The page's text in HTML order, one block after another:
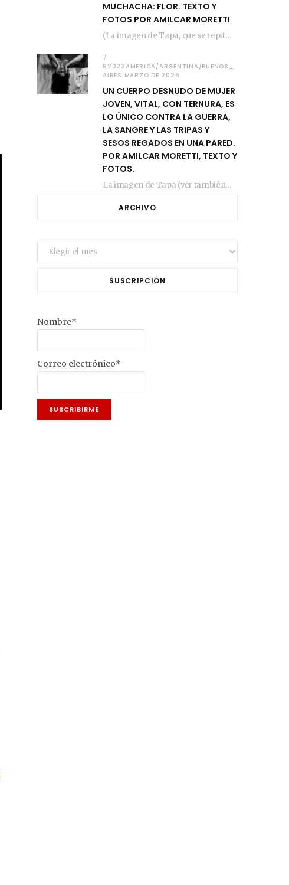
MUCHACHA: FLOR. TEXTO Y
FOTOS POR AMILCAR MORETTI
(La imagen de Tapa, que se repite arriba, fue compuesta por Amilcar Moretti el viernes…
7
92023AMERICA/ARGENTINA/BUENOS_
AIRES MARZO DE 2026
UN CUERPO DESNUDO DE MUJER
JOVEN, VITAL, CON TERNURA, ES
LO ÚNICO CONTRA LA GUERRA,
LA SANGRE Y LAS TRIPAS Y
SESOS REGADOS EN UNA PARED.
POR AMILCAR MORETTI, TEXTO Y
FOTOS.
La imagen de Tapa (ver también más arriba) fue compuesta en estos días de febrero…
ARCHIVO
Archivo
SUSCRIPCIÓN
Nombre*
Correo electrónico*